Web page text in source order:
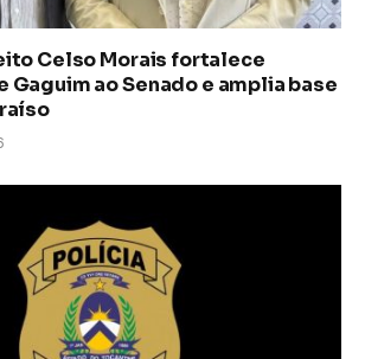
Celso Morais fortalece
Gaguim ao Senado e amplia base